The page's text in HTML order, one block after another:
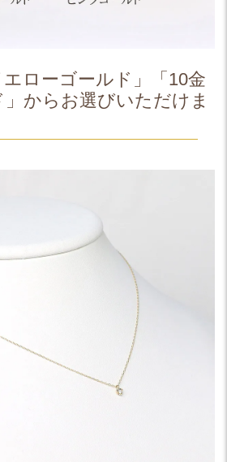
ローゴールド」「10金
からお選びいただけま